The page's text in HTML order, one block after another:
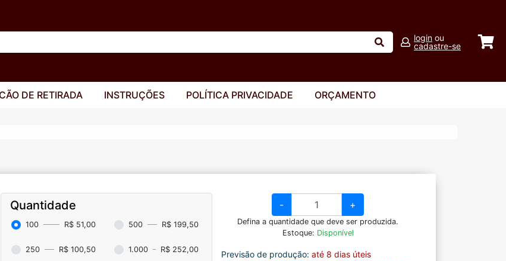
login ou
cadastre-se
DE RETIRADA INSTRUÇÕES POLÍTICA PRIVACIDADE ORÇAMENTO
Quantidade
100 R$ 51,00 500 R$ 199,50
250 R$ 100,50 1.000 R$ 252,00
- +
Defina a quantidade que deve ser produzida.
Estoque: Disponível
Previsão de produção: até 8 dias úteis